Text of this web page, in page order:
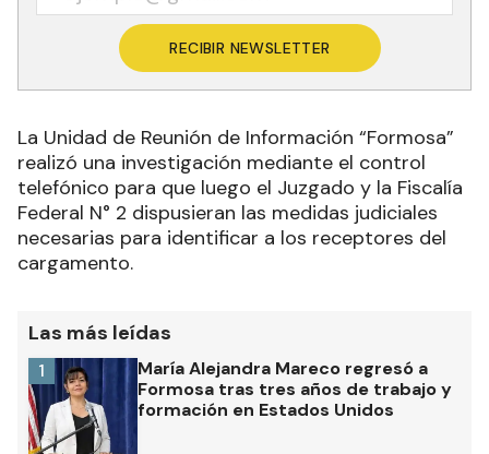
RECIBIR NEWSLETTER
La Unidad de Reunión de Información “Formosa”
realizó una investigación mediante el control
telefónico para que luego el Juzgado y la Fiscalía
Federal N° 2 dispusieran las medidas judiciales
necesarias para identificar a los receptores del
cargamento.
Las más leídas
María Alejandra Mareco regresó a
Formosa tras tres años de trabajo y
formación en Estados Unidos
1